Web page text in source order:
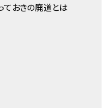
おきの廃道とは